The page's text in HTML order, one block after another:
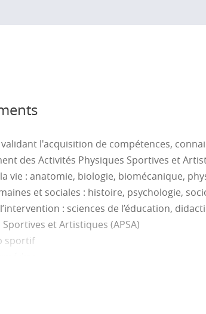
l'acquisition de compétences,
des Activités Physiques Sportives et
vie : anatomie, biologie, biomécanique,
et sociales : histoire, psychologie,
: sciences de l’éducation,
et Artistiques (APSA)
sportif